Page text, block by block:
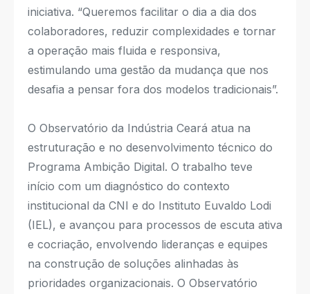
iniciativa. “Queremos facilitar o dia a dia dos
colaboradores, reduzir complexidades e tornar
a operação mais fluida e responsiva,
estimulando uma gestão da mudança que nos
desafia a pensar fora dos modelos tradicionais”.
O Observatório da Indústria Ceará atua na
estruturação e no desenvolvimento técnico do
Programa Ambição Digital. O trabalho teve
início com um diagnóstico do contexto
institucional da CNI e do Instituto Euvaldo Lodi
(IEL), e avançou para processos de escuta ativa
e cocriação, envolvendo lideranças e equipes
na construção de soluções alinhadas às
prioridades organizacionais. O Observatório